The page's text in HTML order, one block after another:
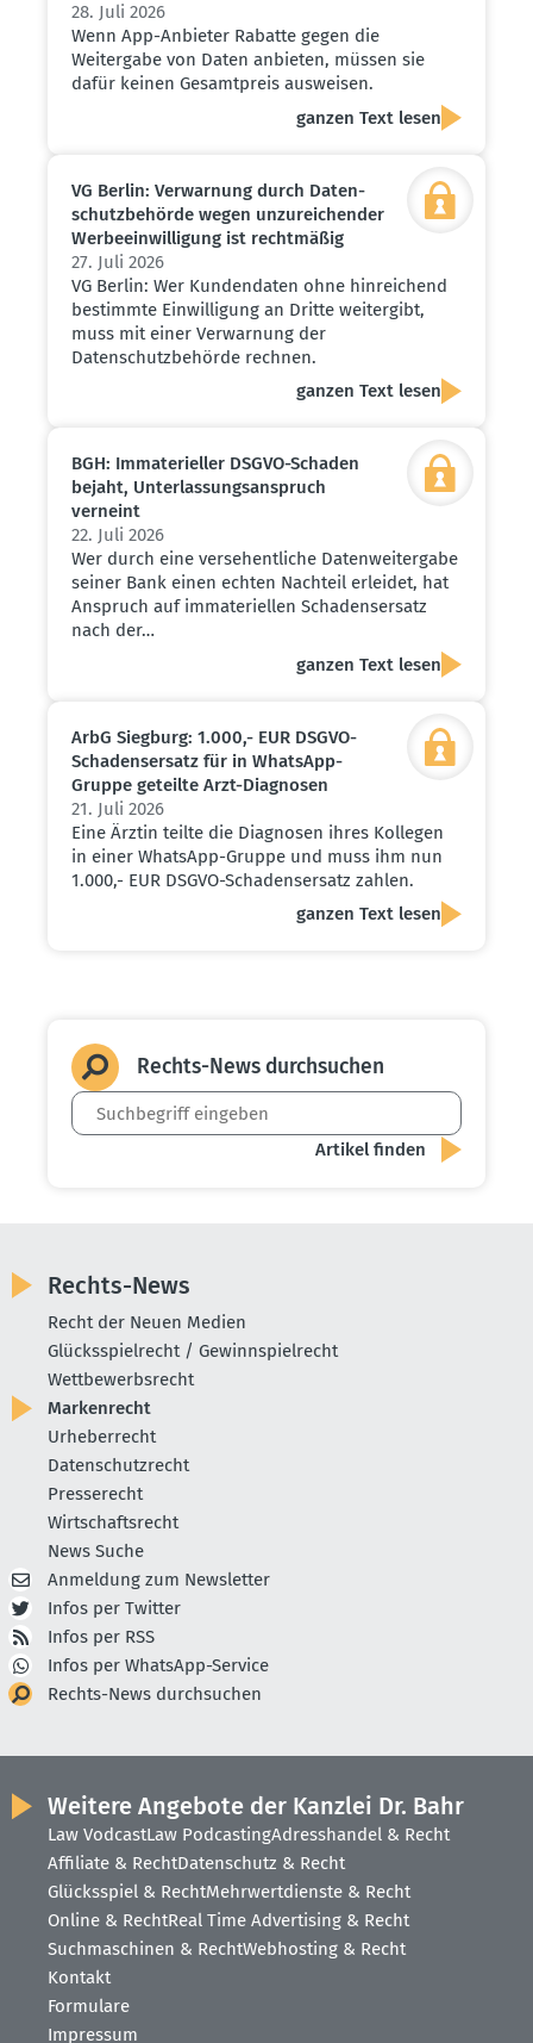
28. Juli 2026
Wenn App-Anbieter Rabatte gegen die
Weitergabe von Daten anbieten, müssen sie
dafür keinen Gesamtpreis ausweisen.
ganzen Text lesen
VG Berlin: Verwarnung durch Daten­
schutz­be­hörde wegen unzurei­chender
Werbe­ein­wil­ligung ist recht­mäßig
27. Juli 2026
VG Berlin: Wer Kundendaten ohne hinreichend
bestimmte Einwilligung an Dritte weitergibt,
muss mit einer Verwarnung der
Datenschutzbehörde rechnen.
ganzen Text lesen
BGH: Immate­ri­eller DSGVO-Schaden
bejaht, Unter­las­sungs­an­spruch
verneint
22. Juli 2026
Wer durch eine versehentliche Datenweitergabe
seiner Bank einen echten Nachteil erleidet, hat
Anspruch auf immateriellen Schadensersatz
nach der…
ganzen Text lesen
ArbG Siegburg: 1.000,- EUR DSGVO-
Schadens­ersatz für in WhatsApp-
Gruppe geteilte Arzt-Diagnosen
21. Juli 2026
Eine Ärztin teilte die Diagnosen ihres Kollegen
in einer WhatsApp-Gruppe und muss ihm nun
1.000,- EUR DSGVO-Schadensersatz zahlen.
ganzen Text lesen
Rechts-News durch­suchen
Rechts-News
Recht der Neuen Medien
Glücksspielrecht / Gewinnspielrecht
Wettbewerbsrecht
Markenrecht
Urheberrecht
Datenschutzrecht
Presserecht
Wirtschaftsrecht
News Suche
Anmeldung zum Newsletter
Infos per Twitter
Infos per RSS
Infos per WhatsApp-Service
Rechts-News durchsuchen
Weitere Angebote der Kanzlei Dr. Bahr
Law VodcastLaw PodcastingAdresshandel & Recht
Affiliate & RechtDatenschutz & Recht
Glücksspiel & RechtMehrwertdienste & Recht
Online & RechtReal Time Advertising & Recht
Suchmaschinen & RechtWebhosting & Recht
Kontakt
Formulare
Impressum